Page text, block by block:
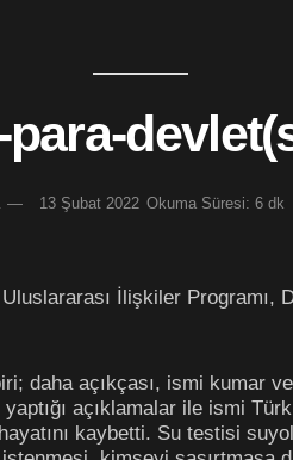
13 Şubat 2022 Okuma Süresi: 6 dk
İlişkiler Programı,
daha açıkçası, ismi kumar
açıklamalar ile ismi
kaybetti. Su testisi